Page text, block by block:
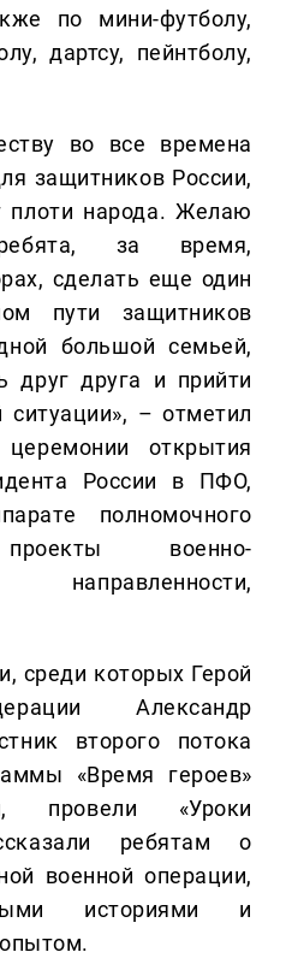
по мини-футболу,
дартсу, пейнтболу,
во все времена
защитников России,
народа. Желаю
за время,
сделать еще один
пути защитников
большой семьей,
друг друга и прийти
– отметил
открытия
России в ПФО,
полномочного
проекты военно-
направленности,
среди которых Герой
Александр
второго потока
«Время героев»
провели «Уроки
ребятам о
военной операции,
историями и